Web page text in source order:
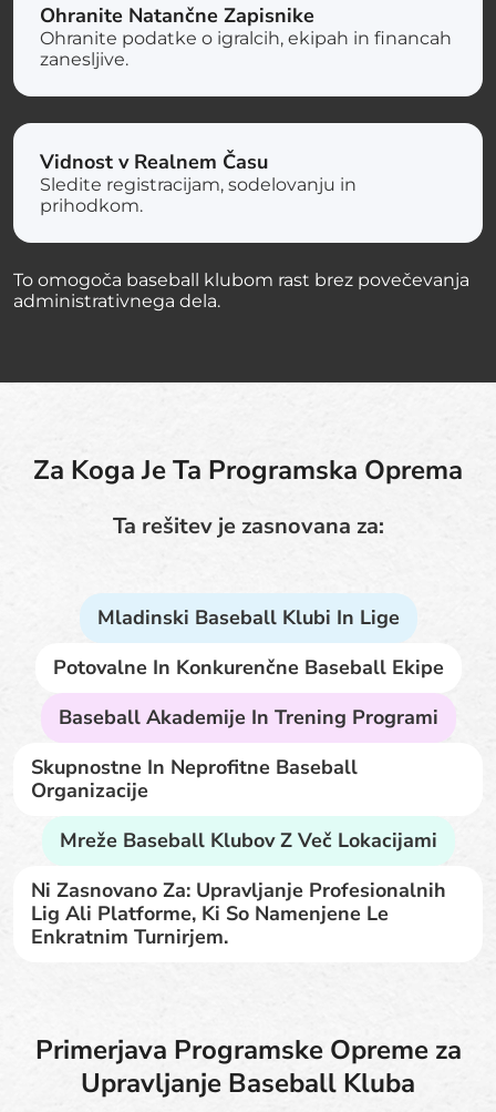
Ohranite Natančne Zapisnike
Ohranite podatke o igralcih, ekipah in financah
zanesljive.
Vidnost v Realnem Času
Sledite registracijam, sodelovanju in
prihodkom.
To omogoča baseball klubom rast brez povečevanja
administrativnega dela.
Za Koga Je Ta Programska Oprema
Ta rešitev je zasnovana za:
Mladinski Baseball Klubi In Lige
Potovalne In Konkurenčne Baseball Ekipe
Baseball Akademije In Trening Programi
Skupnostne In Neprofitne Baseball
Organizacije
Mreže Baseball Klubov Z Več Lokacijami
Ni Zasnovano Za: Upravljanje Profesionalnih
Lig Ali Platforme, Ki So Namenjene Le
Enkratnim Turnirjem.
Primerjava Programske Opreme za
Upravljanje Baseball Kluba